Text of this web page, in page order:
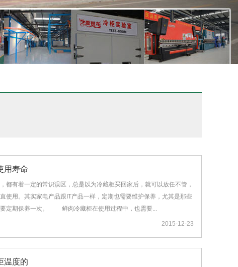
用寿命
都有着一定的常识误区，总是以为冷藏柜买回家后，就可以放任不管，
使用。其实家电产品跟IT产品一样，定期也需要维护保养，尤其是那些
要定期保养一次。 鲜肉冷藏柜在使用过程中，也需要...
2015-12-23
温度的